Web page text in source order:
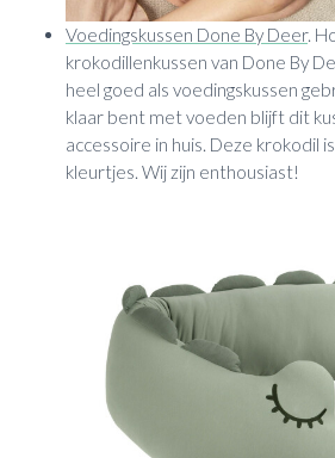
Voedingskussen Done By Deer.
krokodillenkussen van Done By
heel goed als voedingskussen
klaar bent met voeden blijft dit
accessoire in huis. Deze krokodil
kleurtjes. Wij zijn enthousiast!